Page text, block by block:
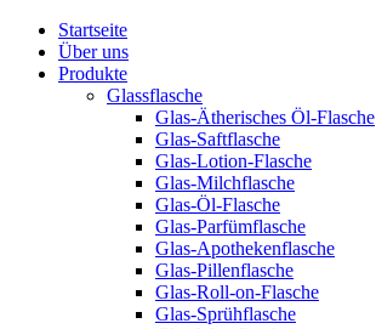
Startseite
Über uns
Produkte
Glassflasche
Glas-Ätherisches Öl-Flasche
Glas-Saftflasche
Glas-Lotion-Flasche
Glas-Milchflasche
Glas-Öl-Flasche
Glas-Parfümflasche
Glas-Apothekenflasche
Glas-Pillenflasche
Glas-Roll-on-Flasche
Glas-Sprühflasche